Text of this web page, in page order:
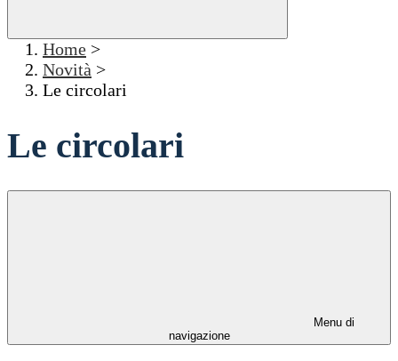
Home >
Novità >
Le circolari
Le circolari
Menu di
navigazione